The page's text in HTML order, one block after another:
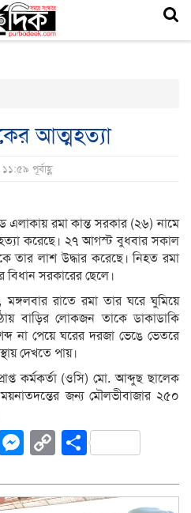
আত্মহত্যা
পূর্বাহ্ণ
রমা কান্ত সরকার (২৬) নামে
করেছে। ২৭ আগস্ট বুধবার সকাল
তার লাশ উদ্ধার করেছে। নিহত রমা
সরকারের ছেলে।
মঙ্গলবার রাতে রমা তার ঘরে ঘুমিয়ে
বাড়ির লোকজন তাকে ডাকাডাকি
না পেয়ে ঘরের দরজা ভেঙে ভেতরে
দেখতে পায়।
কর্মকর্তা (ওসি) মো. আব্দুছ ছালেক
জন্য মৌলভীবাজার ২৫০
Messenger
CopyShare